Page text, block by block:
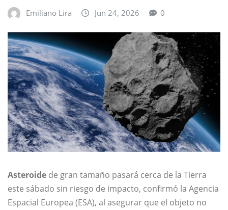
Emiliano Lira Jun 24, 2026 0
Asteroide de gran tamaño pasará cerca de la Tierra
este sábado sin riesgo de impacto, confirmó la Agencia
Espacial Europea (ESA), al asegurar que el objeto no